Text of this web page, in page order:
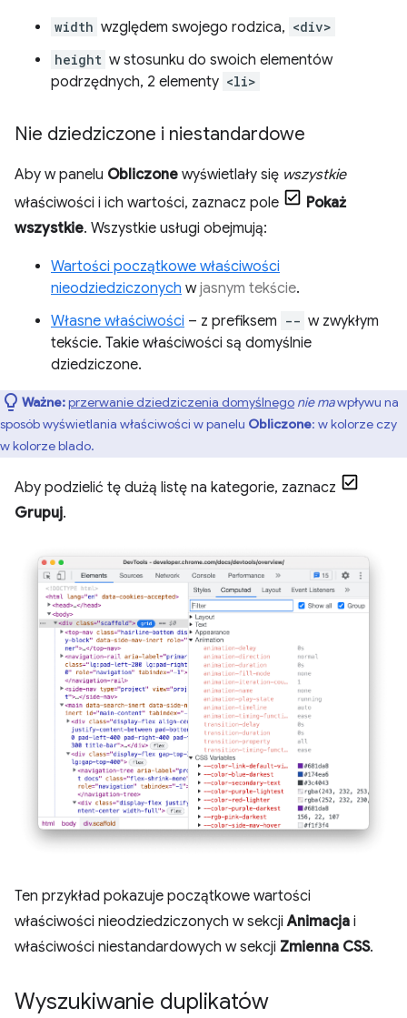
width względem swojego rodzica, <div>
height w stosunku do swoich elementów
podrzędnych, 2 elementy <li>
Nie dziedziczone i niestandardowe
Aby w panelu Obliczone wyświetlały się wszystkie
właściwości i ich wartości, zaznacz pole
Pokaż
wszystkie. Wszystkie usługi obejmują:
Wartości początkowe właściwości
nieodziedziczonych wjasnym tekście.
Własne właściwości – z prefiksem -- w zwykłym
tekście. Takie właściwości są domyślnie
dziedziczone.
Ważne:przerwanie dziedziczenia domyślnego nie mawpływu na
sposób wyświetlania właściwości w panelu Obliczone: w kolorze czy
w kolorze blado.
Aby podzielić tę dużą listę na kategorie, zaznacz
Grupuj.
Ten przykład pokazuje początkowe wartości
właściwości nieodziedziczonych w sekcjiAnimacja i
właściwości niestandardowych w sekcji Zmienna CSS.
Wyszukiwanie duplikatów